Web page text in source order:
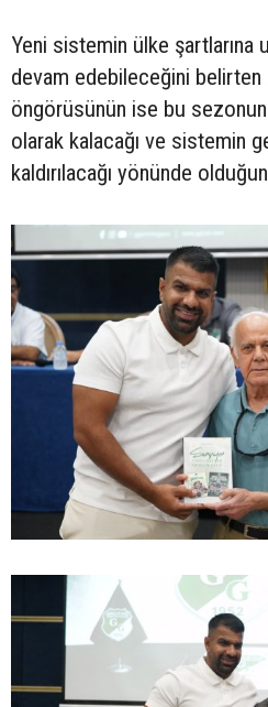
Yeni sistemin ülke şartlarına
devam edebileceğini belirten
öngörüsünün ise bu
olarak kalacağı ve sistemin
kaldırılacağı yönünde